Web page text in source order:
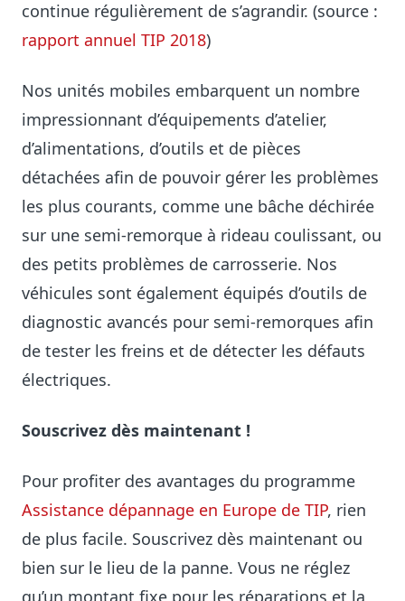
continue régulièrement de s’agrandir. (source :
rapport annuel TIP 2018)
Nos unités mobiles embarquent un nombre
impressionnant d’équipements d’atelier,
d’alimentations, d’outils et de pièces
détachées afin de pouvoir gérer les problèmes
les plus courants, comme une bâche déchirée
sur une semi-remorque à rideau coulissant, ou
des petits problèmes de carrosserie. Nos
véhicules sont également équipés d’outils de
diagnostic avancés pour semi-remorques afin
de tester les freins et de détecter les défauts
électriques.
Souscrivez dès maintenant !
Pour profiter des avantages du programme
Assistance dépannage en Europe de TIP, rien
de plus facile. Souscrivez dès maintenant ou
bien sur le lieu de la panne. Vous ne réglez
qu’un montant fixe pour les réparations et la